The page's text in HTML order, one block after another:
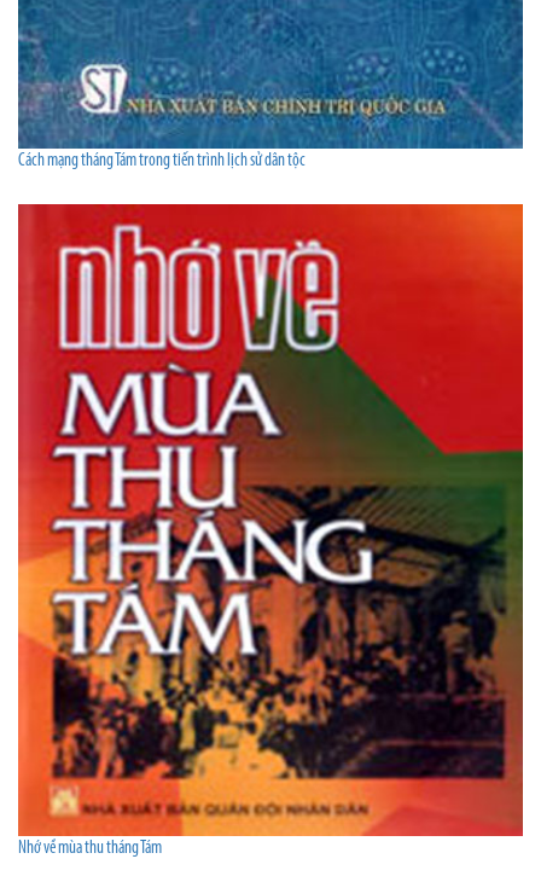
Cách mạng tháng Tám trong tiến trình lịch sử dân tộc
Nhớ về mùa thu tháng Tám